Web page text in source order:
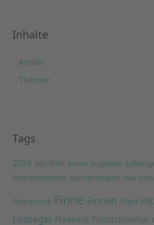
Inhalte
Artikel
Themen
Tags
2024 460 RDM aeron angebote
Boardmitnahme Boardtransport boa vista
Fahrtechnik Finne Finnen Flight
Foilsegel Freerace Fussschlaufen